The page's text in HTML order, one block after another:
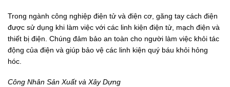
Trong ngành công nghiệp điện tử và điện cơ, găng tay cách điện
được sử dụng khi làm việc với các linh kiện điện tử, mạch điện và
thiết bị điện. Chúng đảm bảo an toàn cho người làm việc khỏi tác
động của điện và giúp bảo vệ các linh kiện quý báu khỏi hỏng
hóc.
Công Nhân Sản Xuất và Xây Dựng